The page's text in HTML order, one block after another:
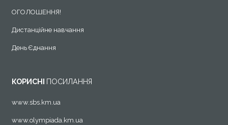
ОГОЛОШЕННЯ!
Дистанційне навчання
День Єднання
КОРИСНІ ПОСИЛАННЯ
www.sbs.km.ua
www.olympiada.km.ua